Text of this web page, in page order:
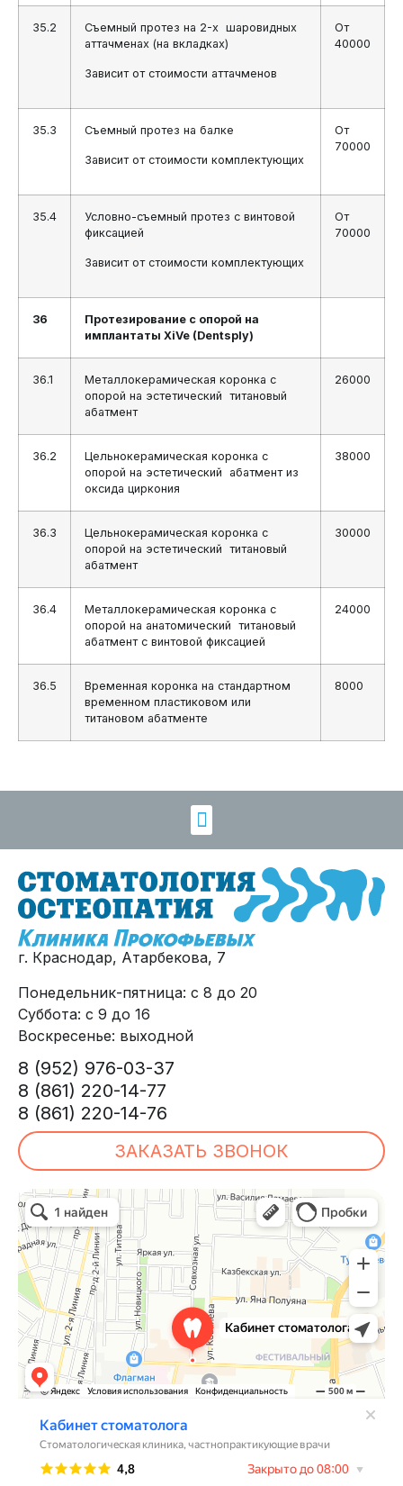
35.2
Съемный протез на 2-х шаровидных
аттачменах (на вкладках)
Зависит от стоимости аттачменов
От
40000
35.3 Съемный протез на балке
Зависит от стоимости комплектующих
От
70000
35.4
Условно-съемный протез с винтовой
фиксацией
Зависит от стоимости комплектующих
От
70000
36
Протезирование с опорой на
имплантаты XiVe (Dentsply)
36.1
Металлокерамическая коронка с
опорой на эстетический титановый
абатмент
26000
36.2
Цельнокерамическая коронка с
опорой на эстетический абатмент из
оксида циркония
38000
36.3
Цельнокерамическая коронка с
опорой на эстетический титановый
абатмент
30000
36.4
Металлокерамическая коронка с
опорой на анатомический титановый
абатмент с винтовой фиксацией
24000
36.5
Временная коронка на стандартном
временном пластиковом или
титановом абатменте
8000
г. Краснодар, Атарбекова, 7
Понедельник-пятница: с 8 до 20
Суббота: с 9 до 16
Воскресенье: выходной
8 (952) 976-03-37
8 (861) 220-14-77
8 (861) 220-14-76
ЗАКАЗАТЬ ЗВОНОК
Клиника Прокофьевых
Стоматологическая клиника в Краснодаре
Остеопатия в Краснодаре